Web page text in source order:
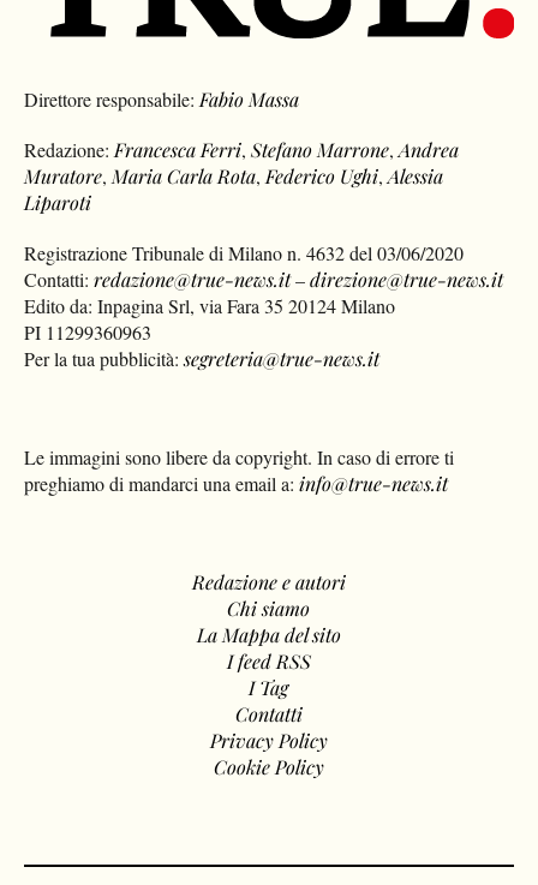
Direttore responsabile:Fabio Massa
Redazione:Francesca Ferri,Stefano Marrone,Andrea
Muratore,Maria Carla Rota,Federico Ughi,Alessia
Liparoti
Registrazione Tribunale di Milano n. 4632 del 03/06/2020
Contatti:redazione@true-news.it–direzione@true-news.it
Edito da: Inpagina Srl, via Fara 35 20124 Milano
PI 11299360963
Per la tua pubblicità:segreteria@true-news.it
Le immagini sono libere da copyright. In caso di errore ti
preghiamo di mandarci una email a: info@true-news.it
Redazione e autori
Chi siamo
La Mappa del sito
I feed RSS
I Tag
Contatti
Privacy Policy
Cookie Policy